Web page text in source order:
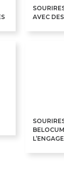
AVEC